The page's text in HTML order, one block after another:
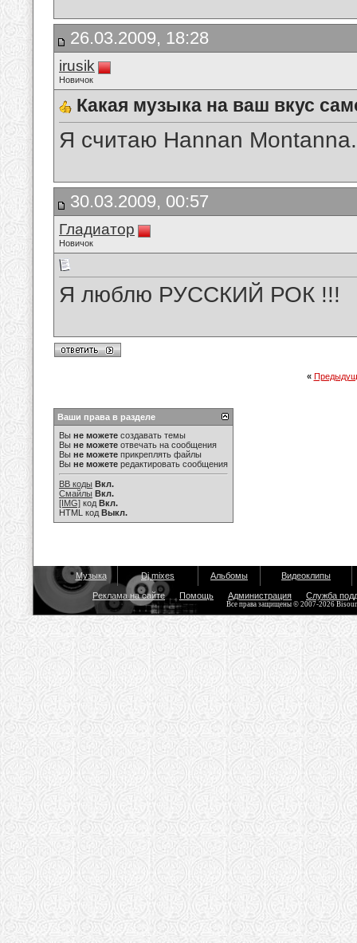
26.03.2009, 18:28
irusik
Новичок
Какая музыка на ваш вкус
Я считаю Hannan Montanna.
30.03.2009, 00:57
Гладиатор
Новичок
Я люблю РУССКИЙ РОК !!!
«
Ваши права в разделе
Вы не можете создавать темы
Вы не можете отвечать на сообщения
Вы не можете прикреплять файлы
Вы не можете редактировать сообщения
BB коды Вкл.
Смайлы Вкл.
[IMG] код Вкл.
HTML код Выкл.
Музыка Dj mixes Альбомы Видеоклипы
Реклама на сайте Помощь Администрация Служба
Все права защищены © 2007-2026